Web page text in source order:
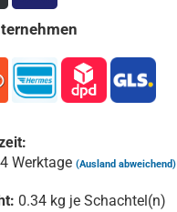
Werktage (Ausland abweichend)
0.34 kg je Schachtel(n)